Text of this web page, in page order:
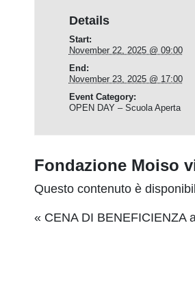
Details
Start:
November 22, 2025 @ 09:00
End:
November 23, 2025 @ 17:00
Event Category:
OPEN DAY – Scuola Aperta
Fondazione Moiso
Questo contenuto è
Event
« CENA DI BENEFICIENZA